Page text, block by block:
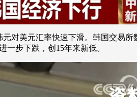
对美元汇率快速下滑。韩国交易所
步下跌，创15年来新低。